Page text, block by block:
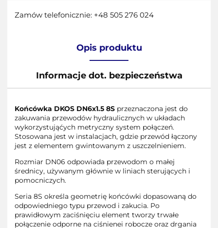
Zamów telefonicznie: +48 505 276 024
Opis produktu
Informacje dot. bezpieczeństwa
Końcówka DKOS DN6x1.5 8S przeznaczona jest do
zakuwania przewodów hydraulicznych w układach
wykorzystująćych metryczny system połączeń.
Stosowana jest w instalacjach, gdzie przewód łączony
jest z elementem gwintowanym z uszczelnieniem.
Rozmiar DN06 odpowiada przewodom o małej
średnicy, używanym głównie w liniach sterujących i
pomocniczych.
Seria 8S określa geometrię końcówki dopasowaną do
odpowiedniego typu przewod i zakucia. Po
prawidłowym zaciśnięciu element tworzy trwałe
połączenie odporne na ciśnienei robocze oraz drgania